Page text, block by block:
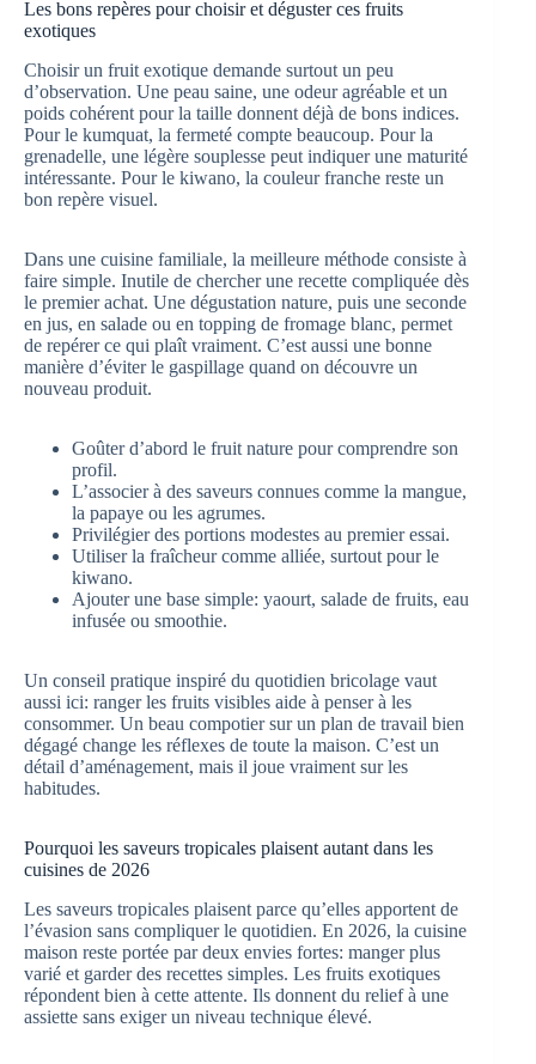
Les bons repères pour choisir et déguster ces fruits
exotiques
Choisir un fruit exotique demande surtout un peu
d’observation. Une peau saine, une odeur agréable et un
poids cohérent pour la taille donnent déjà de bons indices.
Pour le kumquat, la fermeté compte beaucoup. Pour la
grenadelle, une légère souplesse peut indiquer une maturité
intéressante. Pour le kiwano, la couleur franche reste un
bon repère visuel.
Dans une cuisine familiale, la meilleure méthode consiste à
faire simple. Inutile de chercher une recette compliquée dès
le premier achat. Une dégustation nature, puis une seconde
en jus, en salade ou en topping de fromage blanc, permet
de repérer ce qui plaît vraiment. C’est aussi une bonne
manière d’éviter le gaspillage quand on découvre un
nouveau produit.
Goûter d’abord le fruit nature pour comprendre son
profil.
L’associer à des saveurs connues comme la mangue,
la papaye ou les agrumes.
Privilégier des portions modestes au premier essai.
Utiliser la fraîcheur comme alliée, surtout pour le
kiwano.
Ajouter une base simple: yaourt, salade de fruits, eau
infusée ou smoothie.
Un conseil pratique inspiré du quotidien bricolage vaut
aussi ici: ranger les fruits visibles aide à penser à les
consommer. Un beau compotier sur un plan de travail bien
dégagé change les réflexes de toute la maison. C’est un
détail d’aménagement, mais il joue vraiment sur les
habitudes.
Pourquoi les saveurs tropicales plaisent autant dans les
cuisines de 2026
Les saveurs tropicales plaisent parce qu’elles apportent de
l’évasion sans compliquer le quotidien. En 2026, la cuisine
maison reste portée par deux envies fortes: manger plus
varié et garder des recettes simples. Les fruits exotiques
répondent bien à cette attente. Ils donnent du relief à une
assiette sans exiger un niveau technique élevé.